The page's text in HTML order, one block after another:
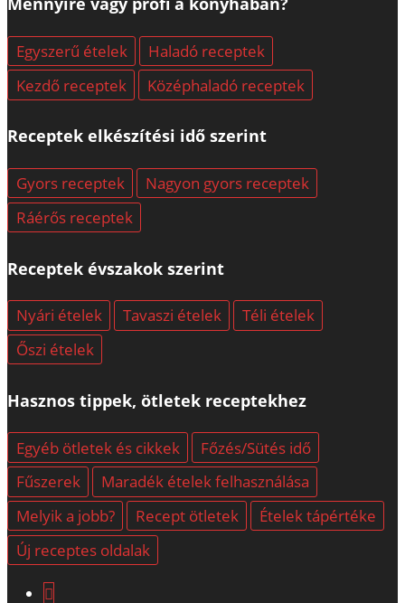
Egyszerű ételek
Haladó receptek
Kezdő receptek
Középhaladó receptek
Receptek elkészítési idő szerint
Gyors receptek
Nagyon gyors receptek
Ráérős receptek
Receptek évszakok szerint
Nyári ételek Tavaszi ételek
Téli ételek
Őszi ételek
Hasznos tippek, ötletek receptekhez
Egyéb ötletek és cikkek
Főzés/Sütés idő
Fűszerek
Maradék ételek felhasználása
Melyik a jobb?
Recept ötletek
Ételek tápértéke
Új receptes oldalak